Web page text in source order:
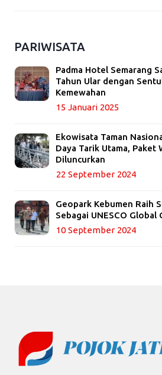
PARIWISATA
Padma Hotel Semarang
Tahun Ular dengan
Kemewahan
15 Januari 2025
Ekowisata Taman
Daya Tarik Utama, Paket
Diluncurkan
22 September 2024
Geopark Kebumen Raih
Sebagai UNESCO Global
10 September 2024